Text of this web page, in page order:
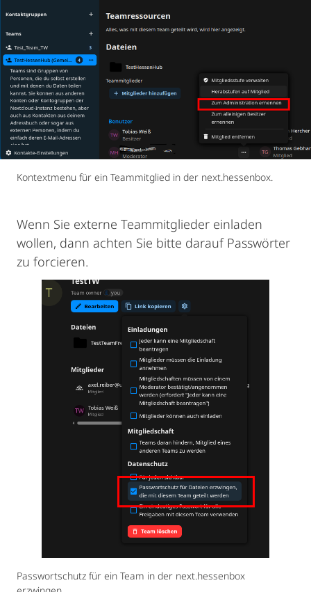
Kontextmenu für ein Teammitglied in der next.hessenbox.
Wenn Sie externe Teammitglieder einladen
wollen, dann achten Sie bitte darauf Passwörter
zu forcieren.
Passwortschutz für ein Team in der next.hessenbox